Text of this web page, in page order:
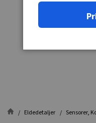
Eldedetaljer Sensorer,